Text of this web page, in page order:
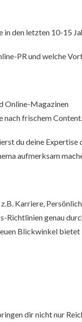
den letzten 10-15
PR und welche
Online-Magazinen
nach frischem Content.
du deine
aufmerksam
z.B. Karriere,
Richtlinien genau
Blickwinkel
dir nicht nur